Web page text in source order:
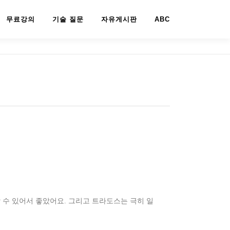
무료강의 기술 질문 자유게시판 ABC
있어서 좋았어요. 그리고 트라도스는 극히 일